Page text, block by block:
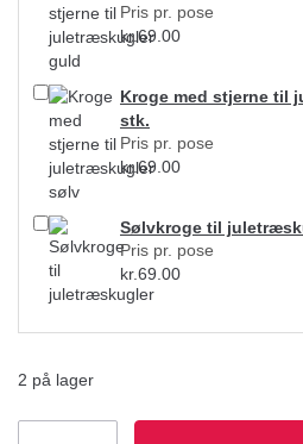
Pris pr. pose
kr.69.00
Kroge med stjerne til
stk.
Pris pr. pose
kr.69.00
Sølvkroge til
Pris pr. pose
kr.69.00
2 på lager